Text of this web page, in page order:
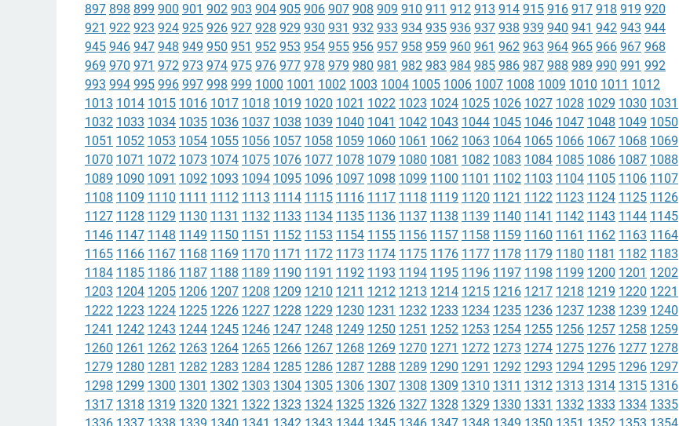
897 898 899 900 901 902 903 904 905 906 907 908 909 910 911 912 913 914 915 916 917 918 919 920
921 922 923 924 925 926 927 928 929 930 931 932 933 934 935 936 937 938 939 940 941 942 943 944
945 946 947 948 949 950 951 952 953 954 955 956 957 958 959 960 961 962 963 964 965 966 967 968
969 970 971 972 973 974 975 976 977 978 979 980 981 982 983 984 985 986 987 988 989 990 991 992
993 994 995 996 997 998 999 1000 1001 1002 1003 1004 1005 1006 1007 1008 1009 1010 1011 1012
1013 1014 1015 1016 1017 1018 1019 1020 1021 1022 1023 1024 1025 1026 1027 1028 1029 1030 1031
1032 1033 1034 1035 1036 1037 1038 1039 1040 1041 1042 1043 1044 1045 1046 1047 1048 1049 1050
1051 1052 1053 1054 1055 1056 1057 1058 1059 1060 1061 1062 1063 1064 1065 1066 1067 1068 1069
1070 1071 1072 1073 1074 1075 1076 1077 1078 1079 1080 1081 1082 1083 1084 1085 1086 1087 1088
1089 1090 1091 1092 1093 1094 1095 1096 1097 1098 1099 1100 1101 1102 1103 1104 1105 1106 1107
1108 1109 1110 1111 1112 1113 1114 1115 1116 1117 1118 1119 1120 1121 1122 1123 1124 1125 1126
1127 1128 1129 1130 1131 1132 1133 1134 1135 1136 1137 1138 1139 1140 1141 1142 1143 1144 1145
1146 1147 1148 1149 1150 1151 1152 1153 1154 1155 1156 1157 1158 1159 1160 1161 1162 1163 1164
1165 1166 1167 1168 1169 1170 1171 1172 1173 1174 1175 1176 1177 1178 1179 1180 1181 1182 1183
1184 1185 1186 1187 1188 1189 1190 1191 1192 1193 1194 1195 1196 1197 1198 1199 1200 1201 1202
1203 1204 1205 1206 1207 1208 1209 1210 1211 1212 1213 1214 1215 1216 1217 1218 1219 1220 1221
1222 1223 1224 1225 1226 1227 1228 1229 1230 1231 1232 1233 1234 1235 1236 1237 1238 1239 1240
1241 1242 1243 1244 1245 1246 1247 1248 1249 1250 1251 1252 1253 1254 1255 1256 1257 1258 1259
1260 1261 1262 1263 1264 1265 1266 1267 1268 1269 1270 1271 1272 1273 1274 1275 1276 1277 1278
1279 1280 1281 1282 1283 1284 1285 1286 1287 1288 1289 1290 1291 1292 1293 1294 1295 1296 1297
1298 1299 1300 1301 1302 1303 1304 1305 1306 1307 1308 1309 1310 1311 1312 1313 1314 1315 1316
1317 1318 1319 1320 1321 1322 1323 1324 1325 1326 1327 1328 1329 1330 1331 1332 1333 1334 1335